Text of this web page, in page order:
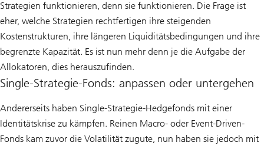
Strategien funktionieren, denn sie funktionieren. Die Frage ist
eher, welche Strategien rechtfertigen ihre steigenden
Kostenstrukturen, ihre längeren Liquiditätsbedingungen und ihre
begrenzte Kapazität. Es ist nun mehr denn je die Aufgabe der
Allokatoren, dies herauszufinden.
Single-Strategie-Fonds: anpassen oder untergehen
Andererseits haben Single-Strategie-Hedgefonds mit einer
Identitätskrise zu kämpfen. Reinen Macro- oder Event-Driven-
Fonds kam zuvor die Volatilität zugute, nun haben sie jedoch mit